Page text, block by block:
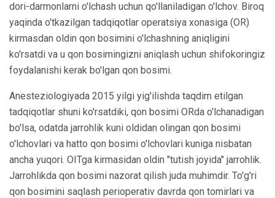
dori-darmonlarni o'lchash uchun qo'llaniladigan o'lchov. Biroq
yaqinda o'tkazilgan tadqiqotlar operatsiya xonasiga (OR)
kirmasdan oldin qon bosimini o'lchashning aniqligini
ko'rsatdi va u qon bosimingizni aniqlash uchun shifokoringiz
foydalanishi kerak bo'lgan qon bosimi.
Anesteziologiyada 2015 yilgi yig'ilishda taqdim etilgan
tadqiqotlar shuni ko'rsatdiki, qon bosimi ORda o'lchanadigan
bo'lsa, odatda jarrohlik kuni oldidan olingan qon bosimi
o'lchovlari va hatto qon bosimi o'lchovlari kuniga nisbatan
ancha yuqori. OITga kirmasidan oldin "tutish joyida" jarrohlik.
Jarrohlikda qon bosimi nazorat qilish juda muhimdir. To'g'ri
qon bosimini saqlash perioperativ davrda qon tomirlari va